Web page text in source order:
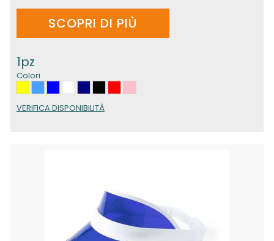
SCOPRI DI PIÙ
1pz
Colori
VERIFICA DISPONIBILITÀ